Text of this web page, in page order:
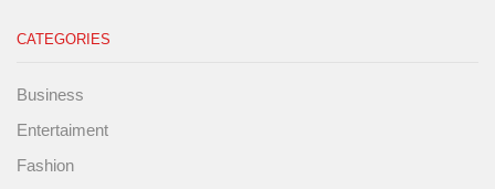
CATEGORIES
Business
Entertaiment
Fashion